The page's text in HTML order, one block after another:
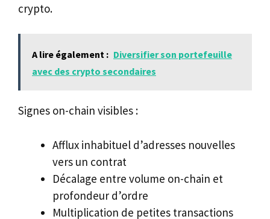
crypto.
A lire également : Diversifier son portefeuille
avec des crypto secondaires
Signes on-chain visibles :
Afflux inhabituel d’adresses nouvelles
vers un contrat
Décalage entre volume on-chain et
profondeur d’ordre
Multiplication de petites transactions